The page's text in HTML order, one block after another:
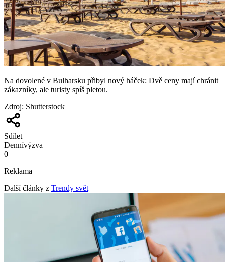
Na dovolené v Bulharsku přibyl nový háček: Dvě ceny mají chránit
zákazníky, ale turisty spíš pletou.
Zdroj: Shutterstock
Sdílet
Dennívýzva
0
Reklama
Další články z Trendy svět